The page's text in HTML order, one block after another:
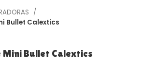
Bullet Calextics
Mini Bullet Calextics